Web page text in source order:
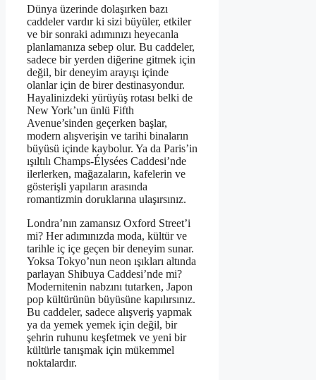
Dünya üzerinde dolaşırken bazı
caddeler vardır ki sizi büyüler, etkiler
ve bir sonraki adımınızı heyecanla
planlamanıza sebep olur. Bu caddeler,
sadece bir yerden diğerine gitmek için
değil, bir deneyim arayışı içinde
olanlar için de birer destinasyondur.
Hayalinizdeki yürüyüş rotası belki de
New York’un ünlü Fifth
Avenue’sinden geçerken başlar,
modern alışverişin ve tarihi binaların
büyüsü içinde kaybolur. Ya da Paris’in
ışıltılı Champs-Élysées Caddesi’nde
ilerlerken, mağazaların, kafelerin ve
gösterişli yapıların arasında
romantizmin doruklarına ulaşırsınız.
Londra’nın zamansız Oxford Street’i
mi? Her adımınızda moda, kültür ve
tarihle iç içe geçen bir deneyim sunar.
Yoksa Tokyo’nun neon ışıkları altında
parlayan Shibuya Caddesi’nde mi?
Modernitenin nabzını tutarken, Japon
pop kültürünün büyüsüne kapılırsınız.
Bu caddeler, sadece alışveriş yapmak
ya da yemek yemek için değil, bir
şehrin ruhunu keşfetmek ve yeni bir
kültürle tanışmak için mükemmel
noktalardır.